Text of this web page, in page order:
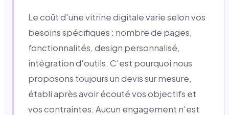
Le coût d'une vitrine digitale varie selon vos
besoins spécifiques : nombre de pages,
fonctionnalités, design personnalisé,
intégration d'outils. C'est pourquoi nous
proposons toujours un devis sur mesure,
établi après avoir écouté vos objectifs et
vos contraintes. Aucun engagement n'est